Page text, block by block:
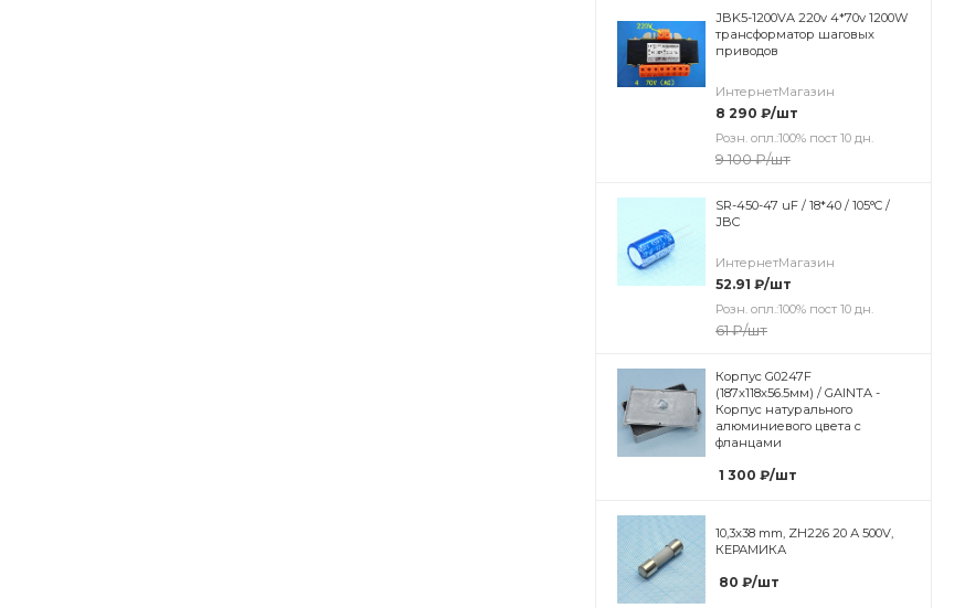
JBK5-1200VA 220v 4*70v 1200W
трансформатор шаговых
приводов
ИнтернетМагазин
8 290 ₽/шт
Розн. опл.:100% пост 10 дн.
9 100₽/шт
SR-450-47 uF / 18*40 / 105°C /
JBC
ИнтернетМагазин
52.91 ₽/шт
Розн. опл.:100% пост 10 дн.
61₽/шт
Корпус G0247F
(187х118х56.5мм) / GAINTA -
Корпус натурального
алюминиевого цвета с
фланцами
1 300 ₽/шт
10,3x38 mm, ZH226 20 А 500V,
КЕРАМИКА
80 ₽/шт